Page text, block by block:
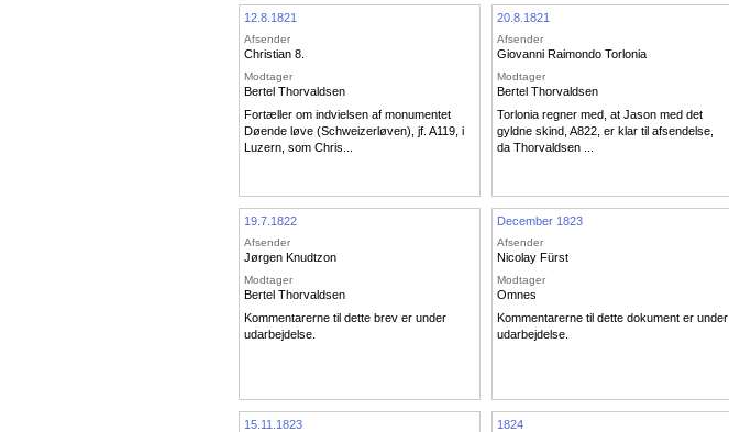
12.8.1821
Afsender
Christian 8.
Modtager
Bertel Thorvaldsen
Fortæller om indvielsen af monumentet
Døende løve (Schweizerløven), jf. A119, i
Luzern, som Chris...
20.8.1821
Afsender
Giovanni Raimondo Torlonia
Modtager
Bertel Thorvaldsen
Torlonia regner med, at Jason med det
gyldne skind, A822, er klar til afsendelse,
da Thorvaldsen ...
19.7.1822
Afsender
Jørgen Knudtzon
Modtager
Bertel Thorvaldsen
Kommentarerne til dette brev er under
udarbejdelse.
December 1823
Afsender
Nicolay Fürst
Modtager
Omnes
Kommentarerne til dette dokument er under
udarbejdelse.
15.11.1823 1824